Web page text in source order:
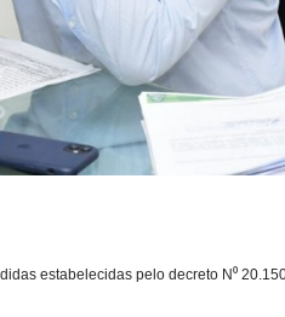
estabelecidas pelo decreto N⁰